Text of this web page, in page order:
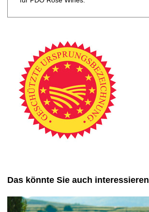
Das könnte Sie auch interessieren